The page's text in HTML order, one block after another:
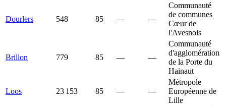
Dourlers 548 85 — —
Communauté
de communes
Cœur de
l'Avesnois
Brillon 779 85 — —
Communauté
d'agglomération
de la Porte du
Hainaut
Loos 23 153 85 — —
Métropole
Européenne de
Lille